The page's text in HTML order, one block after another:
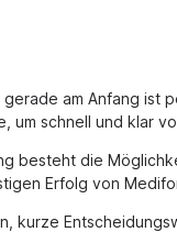
am Anfang ist
um schnell und klar
besteht die
Erfolg von
kurze